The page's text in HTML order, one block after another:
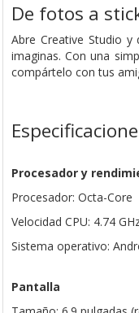
De fotos a
Abre Creative Studio
imaginas. Con una
compártelo con tus
Procesador y
Procesador: Octa-Core
Velocidad CPU: 4.74
Sistema operativo:
Pantalla